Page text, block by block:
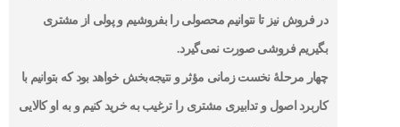
در فروش نیز تا نتوانیم محصولی را بفروشیم و پولی از مشتری
بگیریم فروشی صورت نمی‌گیرد.
چهار مرحلۀ نخست زمانی مؤثر و نتیجه‌بخش خواهد بود که بتوانیم با
کاربرد اصول و تدابیری مشتری را ترغیب به خرید کنیم و به او کالایی